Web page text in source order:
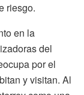
riesgo.
en la
del
por el
y visitan. Al